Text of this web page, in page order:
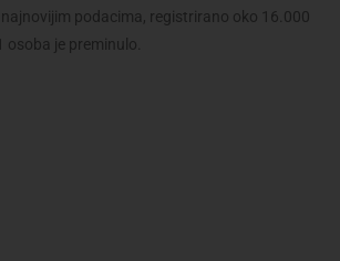
najnovijim podacima, registrirano oko 16.000
osoba je preminulo.